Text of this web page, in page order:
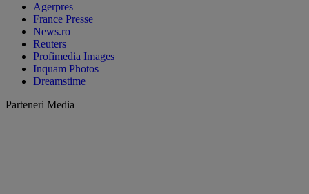
Agerpres
France Presse
News.ro
Reuters
Profimedia Images
Inquam Photos
Dreamstime
Parteneri Media